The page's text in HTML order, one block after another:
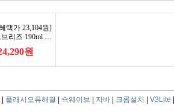
플래시오류해결 쇽웨이브 자바| 크롬설치 V3Lite